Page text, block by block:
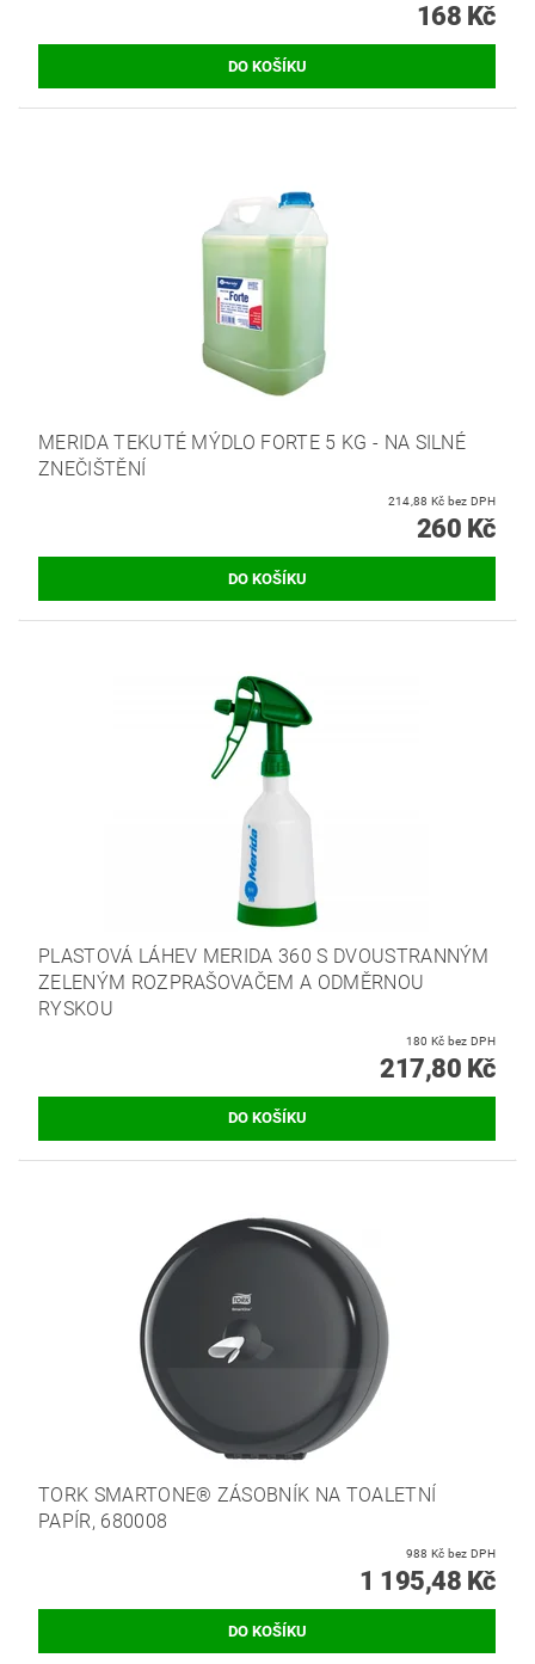
168 Kč
MERIDA TEKUTÉ MÝDLO FORTE 5 KG - NA SILNÉ
ZNEČIŠTĚNÍ
214,88 Kč bez DPH
260 Kč
PLASTOVÁ LÁHEV MERIDA 360 S DVOUSTRANNÝM
ZELENÝM ROZPRAŠOVAČEM A ODMĚRNOU
RYSKOU
180 Kč bez DPH
217,80 Kč
TORK SMARTONE® ZÁSOBNÍK NA TOALETNÍ
PAPÍR, 680008
988 Kč bez DPH
1 195,48 Kč